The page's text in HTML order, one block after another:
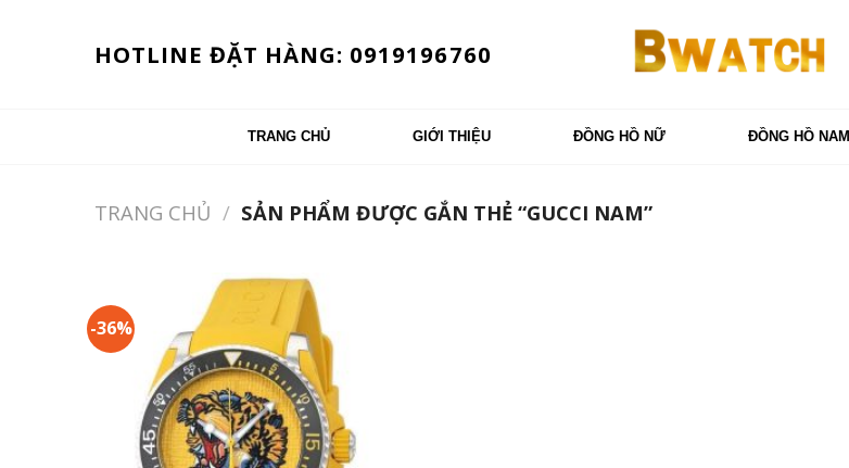
HOTLINE ĐẶT HÀNG: 0919196760
TRANG CHỦ GIỚI THIỆU ĐỒNG HỒ NỮ ĐỒNG HỒ NAM
TRANG CHỦ / SẢN PHẨM ĐƯỢC GẮN THẺ “GUCCI NAM”
-36%